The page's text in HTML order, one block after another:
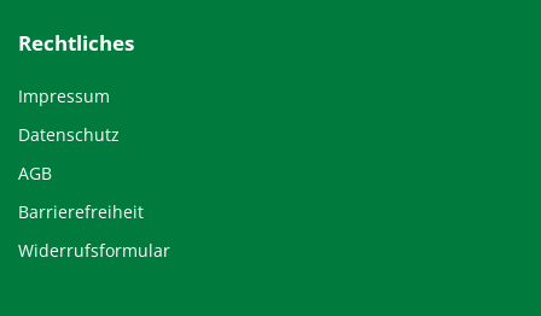
Rechtliches
Impressum
Datenschutz
AGB
Barrierefreiheit
Widerrufsformular